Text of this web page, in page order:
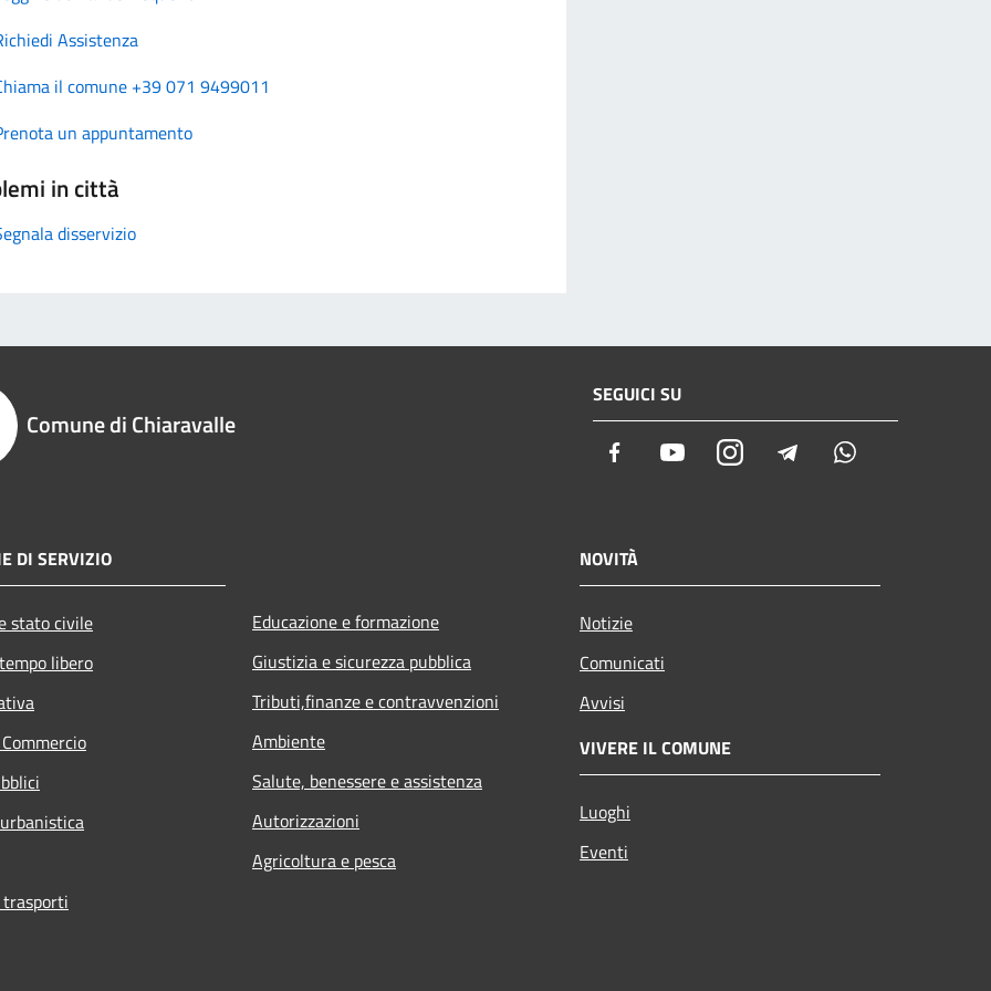
Assistenza
il comune +39 071 9499011
un appuntamento
in città
disservizio
Comune di Chiaravalle
SEGUICI SU
Facebook YoutubeInstagramTelegram
DI SERVIZIO
stato civile
libero
Educazione e formazione
Giustizia e sicurezza pubblica
Tributi,finanze e contravvenzioni
Ambiente
Salute, benessere e assistenza
Autorizzazioni
Agricoltura e pesca
NOVITÀ
Notizie
Comunicati
Avvisi
VIVERE IL COMUNE
Luoghi
Eventi